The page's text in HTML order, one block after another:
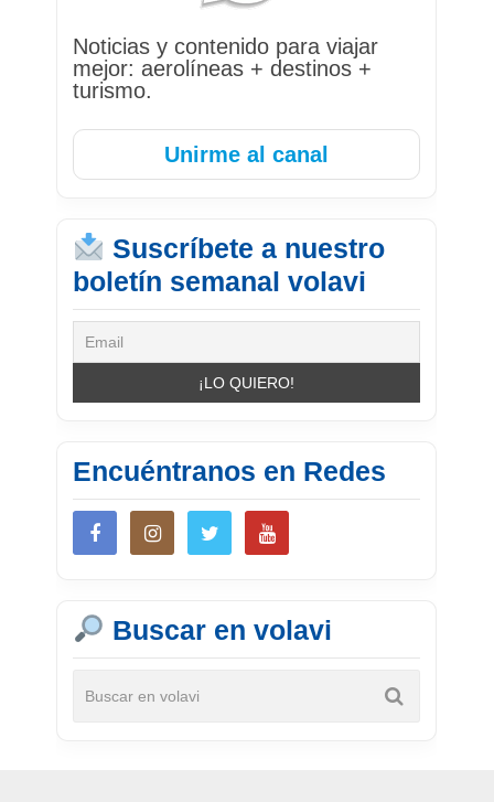
Noticias y contenido para viajar
mejor: aerolíneas + destinos +
turismo.
Unirme al canal
Suscríbete a nuestro
boletín semanal volavi
Encuéntranos en Redes
Buscar en volavi